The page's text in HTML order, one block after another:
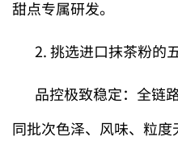
甜点专属研发。
2. 挑选进口抹茶粉的
品控极致稳定：全链
同批次色泽、风味、粒